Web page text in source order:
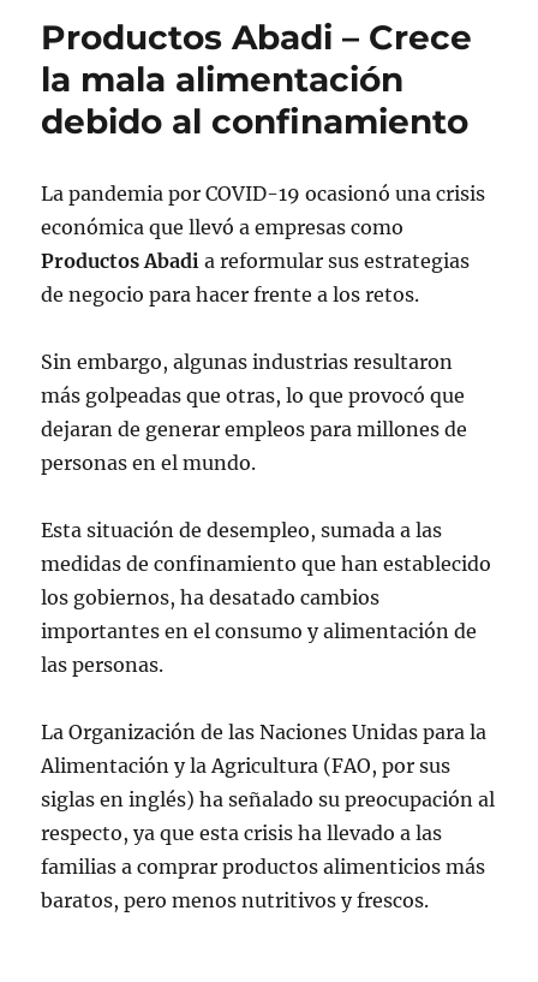
Productos Abadi – Crece
la mala alimentación
debido al confinamiento
La pandemia por COVID-19 ocasionó una crisis
económica que llevó a empresas como
Productos Abadi a reformular sus estrategias
de negocio para hacer frente a los retos.
Sin embargo, algunas industrias resultaron
más golpeadas que otras, lo que provocó que
dejaran de generar empleos para millones de
personas en el mundo.
Esta situación de desempleo, sumada a las
medidas de confinamiento que han establecido
los gobiernos, ha desatado cambios
importantes en el consumo y alimentación de
las personas.
La Organización de las Naciones Unidas para la
Alimentación y la Agricultura (FAO, por sus
siglas en inglés) ha señalado su preocupación al
respecto, ya que esta crisis ha llevado a las
familias a comprar productos alimenticios más
baratos, pero menos nutritivos y frescos.